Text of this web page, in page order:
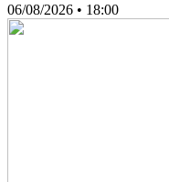
06/08/2026 • 18:00